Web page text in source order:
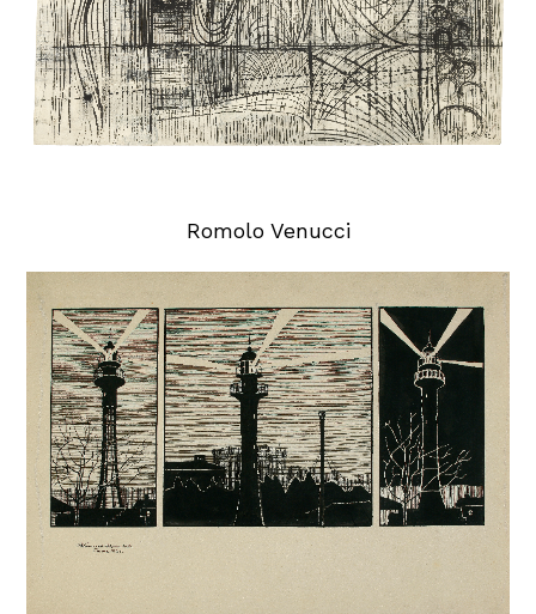
Romolo Venucci